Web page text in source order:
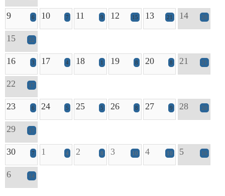
9 6 10 7 11 9 12 15 13 21 14 28
15 22
16 3 17 4 18 1 19 8 20 8 21 21
22 17
23 6 24 5 25 5 26 8 27 9 28 20
29 17
30 7 1 4 2 8 3 10 4 10 5 16
6 14